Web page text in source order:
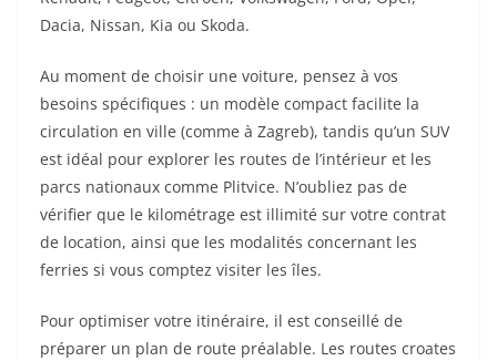
Dacia, Nissan, Kia ou Skoda.
Au moment de choisir une voiture, pensez à vos
besoins spécifiques : un modèle compact facilite la
circulation en ville (comme à Zagreb), tandis qu’un SUV
est idéal pour explorer les routes de l’intérieur et les
parcs nationaux comme Plitvice. N’oubliez pas de
vérifier que le kilométrage est illimité sur votre contrat
de location, ainsi que les modalités concernant les
ferries si vous comptez visiter les îles.
Pour optimiser votre itinéraire, il est conseillé de
préparer un plan de route préalable. Les routes croates